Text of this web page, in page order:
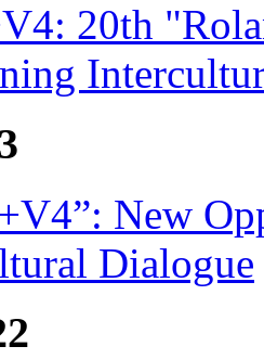
20th
New
Dialogue